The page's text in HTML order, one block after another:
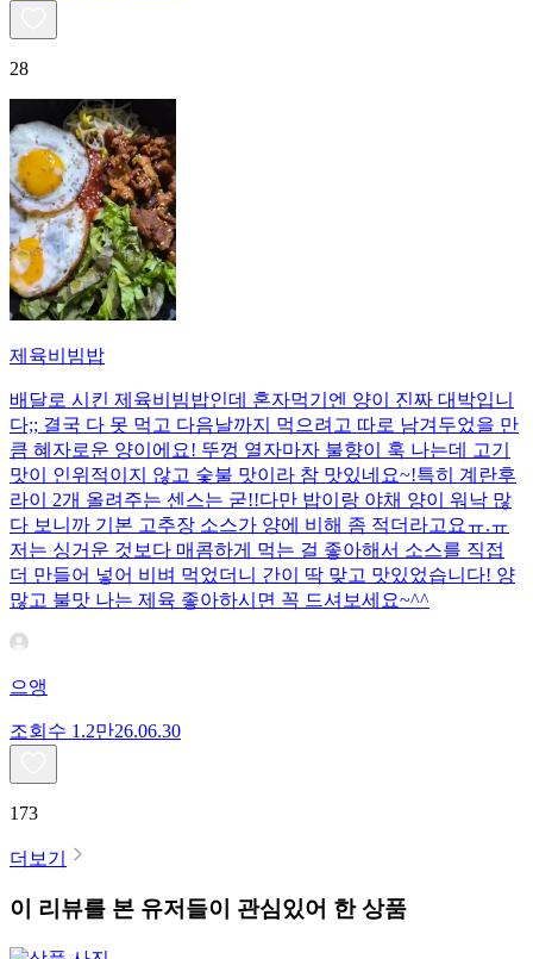
28
제육비빔밥
배달로 시킨 제육비빔밥인데 혼자먹기엔 양이 진짜 대박입니
다;; 결국 다 못 먹고 다음날까지 먹으려고 따로 남겨두었을 만
큼 혜자로운 양이에요! 뚜껑 열자마자 불향이 훅 나는데 고기
맛이 인위적이지 않고 숯불 맛이라 참 맛있네요~!특히 계란후
라이 2개 올려주는 센스는 굳!! ​다만 밥이랑 야채 양이 워낙 많
다 보니까 기본 고추장 소스가 양에 비해 좀 적더라고요ㅠ.ㅠ
저는 싱거운 것보다 매콤하게 먹는 걸 좋아해서 소스를 직접
더 만들어 넣어 비벼 먹었더니 간이 딱 맞고 맛있었습니다! 양
많고 불맛 나는 제육 좋아하시면 꼭 드셔보세요~^^
으앵
조회수 1.2만26.06.30
173
더보기
이 리뷰를 본 유저들이 관심있어 한 상품